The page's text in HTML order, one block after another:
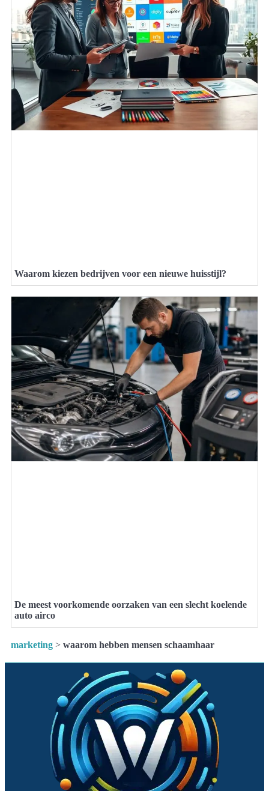
Waarom kiezen bedrijven voor een nieuwe huisstijl?
De meest voorkomende oorzaken van een slecht koelende
auto airco
marketing > waarom hebben mensen schaamhaar